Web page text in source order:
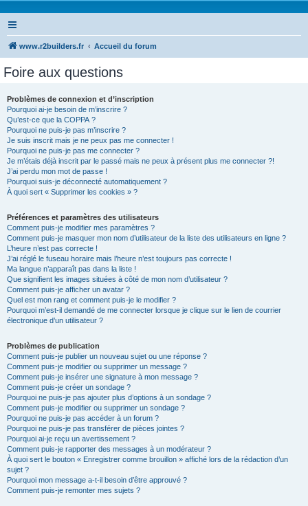
www.r2builders.fr Accueil du forum
Foire aux questions
Problèmes de connexion et d’inscription
Pourquoi ai-je besoin de m’inscrire ?
Qu’est-ce que la COPPA ?
Pourquoi ne puis-je pas m’inscrire ?
Je suis inscrit mais je ne peux pas me connecter !
Pourquoi ne puis-je pas me connecter ?
Je m’étais déjà inscrit par le passé mais ne peux à présent plus me connecter ?!
J’ai perdu mon mot de passe !
Pourquoi suis-je déconnecté automatiquement ?
À quoi sert « Supprimer les cookies » ?
Préférences et paramètres des utilisateurs
Comment puis-je modifier mes paramètres ?
Comment puis-je masquer mon nom d’utilisateur de la liste des utilisateurs en ligne ?
L’heure n’est pas correcte !
J’ai réglé le fuseau horaire mais l’heure n’est toujours pas correcte !
Ma langue n’apparaît pas dans la liste !
Que signifient les images situées à côté de mon nom d’utilisateur ?
Comment puis-je afficher un avatar ?
Quel est mon rang et comment puis-je le modifier ?
Pourquoi m’est-il demandé de me connecter lorsque je clique sur le lien de courrier
électronique d’un utilisateur ?
Problèmes de publication
Comment puis-je publier un nouveau sujet ou une réponse ?
Comment puis-je modifier ou supprimer un message ?
Comment puis-je insérer une signature à mon message ?
Comment puis-je créer un sondage ?
Pourquoi ne puis-je pas ajouter plus d’options à un sondage ?
Comment puis-je modifier ou supprimer un sondage ?
Pourquoi ne puis-je pas accéder à un forum ?
Pourquoi ne puis-je pas transférer de pièces jointes ?
Pourquoi ai-je reçu un avertissement ?
Comment puis-je rapporter des messages à un modérateur ?
À quoi sert le bouton « Enregistrer comme brouillon » affiché lors de la rédaction d’un
sujet ?
Pourquoi mon message a-t-il besoin d’être approuvé ?
Comment puis-je remonter mes sujets ?